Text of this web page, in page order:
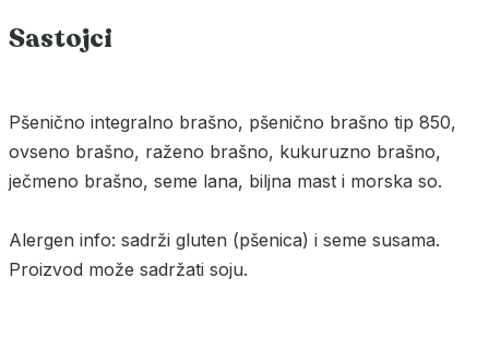
Sastojci
Pšenično integralno brašno, pšenično brašno tip 850,
ovseno brašno, raženo brašno, kukuruzno brašno,
ječmeno brašno, seme lana, biljna mast i morska so.
Alergen info: sadrži gluten (pšenica) i seme susama.
Proizvod može sadržati soju.